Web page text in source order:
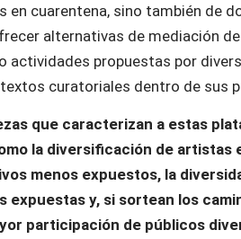
en cuarentena, sino también de
alternativas de mediación
actividades propuestas por
curatoriales dentro de sus
que caracterizan a estas
la diversificación de artistas
menos expuestos, la
expuestas y, si sortean los
participación de públicos